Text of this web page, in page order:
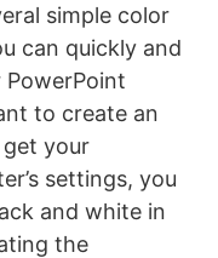
simple color
can quickly and
PowerPoint
to create an
your
settings, you
and white in
the